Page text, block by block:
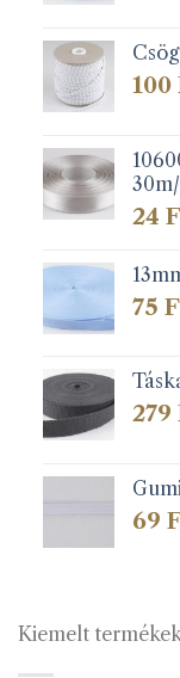
100
24
75
279
69
Kiemelt termékek